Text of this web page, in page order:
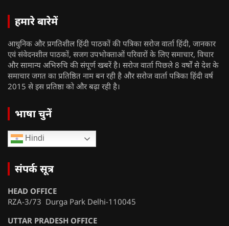
हमारे बारेमें
आधुनिक और प्रगतिशील हिंदी पाठकों की पत्रिका सरोज वार्ता हिंदी, जानकार
एवं संवेदनशील पाठकों, सजग उपभोक्ताओं परिवारों के लिए समाचार, विचार
और सामान्य अभिरुचि की संपूर्ण खबरें है। सरोज वार्ता पिछले 8 वर्षों से देश के
समाचार जगत का प्रतिष्ठित नाम बन रही है और सरोज वार्ता पत्रिका हिंदी वर्ष
2015 से इस प्रतिष्ठा को और बढ़ा रही है।
भाषा चुनें
Hindi
संपर्क सूत्र
HEAD OFFICE
RZA-3/73 Durga Park Delhi-110045
UTTAR PRADESH OFFICE